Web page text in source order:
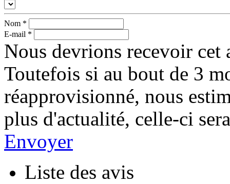
Nom *
E-mail *
Nous devrions recevoir cet
Toutefois si au bout de 3
réapprovisionné, nous
plus d'actualité, celle-ci
Envoyer
Liste des avis